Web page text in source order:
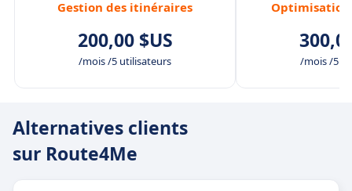
Gestion des itinéraires
200,00 $US
/mois /5 utilisateurs /mois /5
Alternatives clients
sur Route4Me